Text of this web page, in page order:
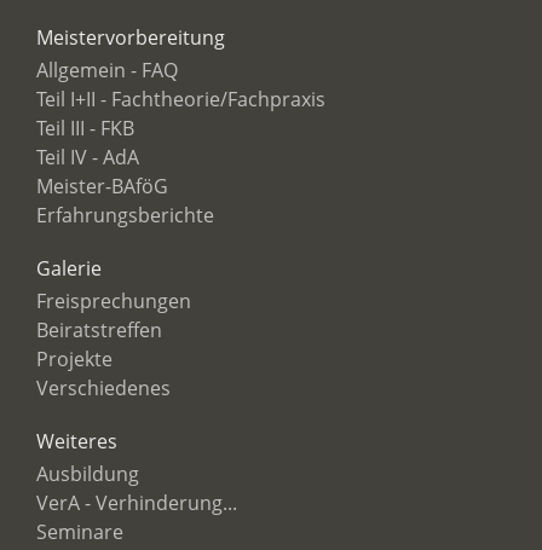
Meistervorbereitung
Allgemein - FAQ
Teil I+II - Fachtheorie/Fachpraxis
Teil III - FKB
Teil IV - AdA
Meister-BAföG
Erfahrungsberichte
Galerie
Freisprechungen
Beiratstreffen
Projekte
Verschiedenes
Weiteres
Ausbildung
VerA - Verhinderung...
Seminare